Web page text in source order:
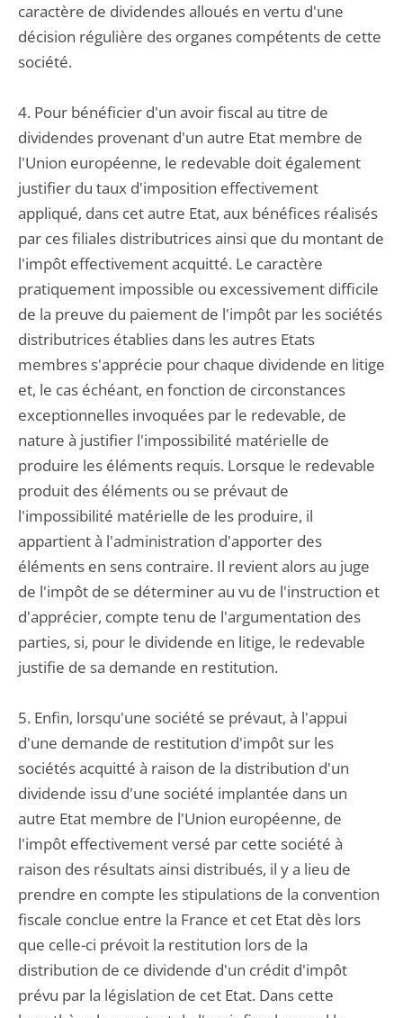
caractère de dividendes alloués en vertu d'une
décision régulière des organes compétents de cette
société.
4. Pour bénéficier d'un avoir fiscal au titre de
dividendes provenant d'un autre Etat membre de
l'Union européenne, le redevable doit également
justifier du taux d'imposition effectivement
appliqué, dans cet autre Etat, aux bénéfices réalisés
par ces filiales distributrices ainsi que du montant de
l'impôt effectivement acquitté. Le caractère
pratiquement impossible ou excessivement difficile
de la preuve du paiement de l'impôt par les sociétés
distributrices établies dans les autres Etats
membres s'apprécie pour chaque dividende en litige
et, le cas échéant, en fonction de circonstances
exceptionnelles invoquées par le redevable, de
nature à justifier l'impossibilité matérielle de
produire les éléments requis. Lorsque le redevable
produit des éléments ou se prévaut de
l'impossibilité matérielle de les produire, il
appartient à l'administration d'apporter des
éléments en sens contraire. Il revient alors au juge
de l'impôt de se déterminer au vu de l'instruction et
d'apprécier, compte tenu de l'argumentation des
parties, si, pour le dividende en litige, le redevable
justifie de sa demande en restitution.
5. Enfin, lorsqu'une société se prévaut, à l'appui
d'une demande de restitution d'impôt sur les
sociétés acquitté à raison de la distribution d'un
dividende issu d'une société implantée dans un
autre Etat membre de l'Union européenne, de
l'impôt effectivement versé par cette société à
raison des résultats ainsi distribués, il y a lieu de
prendre en compte les stipulations de la convention
fiscale conclue entre la France et cet Etat dès lors
que celle-ci prévoit la restitution lors de la
distribution de ce dividende d'un crédit d'impôt
prévu par la législation de cet Etat. Dans cette